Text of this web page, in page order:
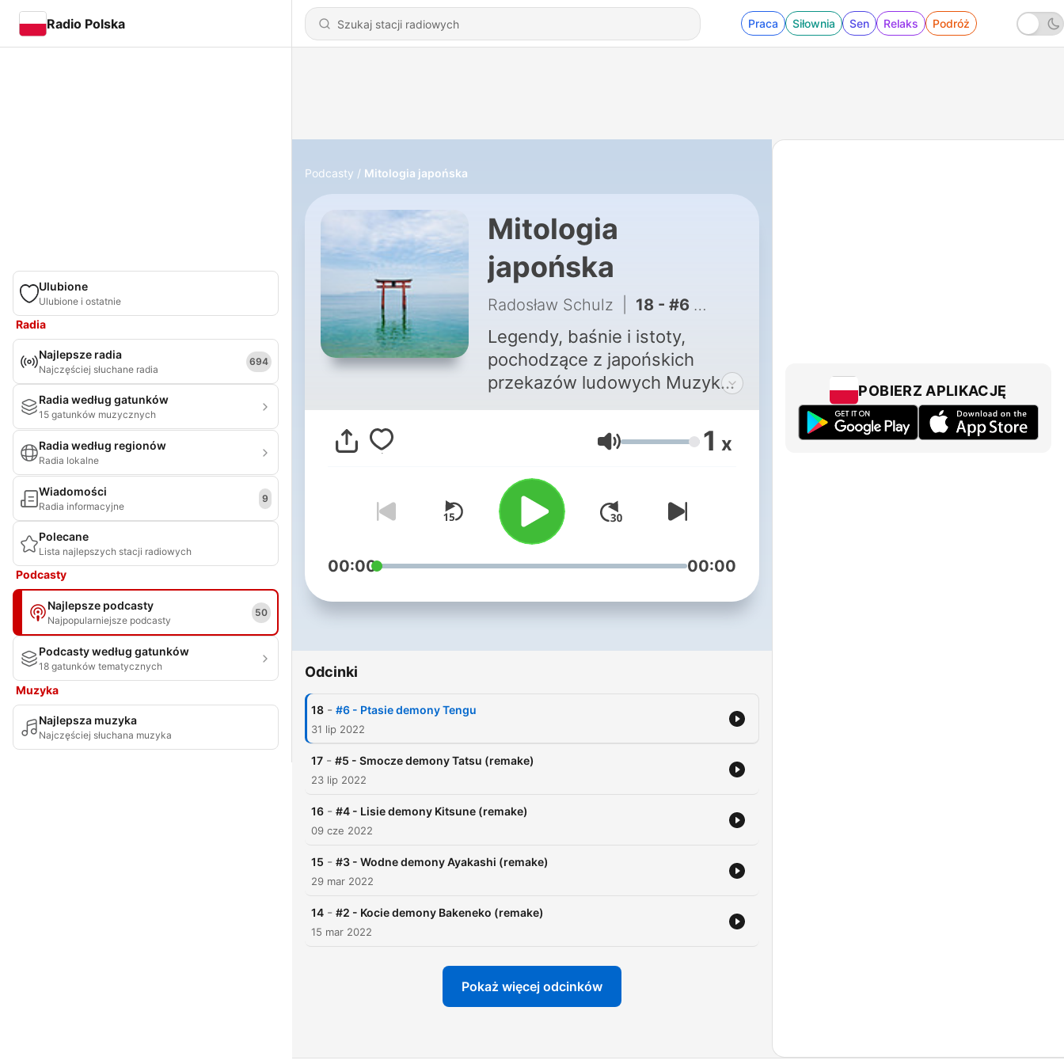
Radio Polska Praca Siłownia Sen Relaks Podróż
Ulubione
Ulubione i ostatnie
Radia
Najlepsze radia
Najczęściej słuchane radia
694
Radia według gatunków
15 gatunków muzycznych
Radia według regionów
Radia lokalne
Wiadomości
Radia informacyjne
9
Polecane
Lista najlepszych stacji radiowych
Podcasty
Najlepsze podcasty
Najpopularniejsze podcasty
50
Podcasty według gatunków
18 gatunków tematycznych
Muzyka
Najlepsza muzyka
Najczęściej słuchana muzyka
Podcasty Mitologia japońska
Mitologia
japońska
Radosław Schulz 18 - #6 - Ptasie demony Tengu
Legendy, baśnie i istoty,
pochodzące z japońskich
przekazów ludowych Muzyka :
MR NCS
mitologiajaponska@gmail.com
Głośność 1 x
00:00 00:00
Odcinki
18 - #6 - Ptasie demony Tengu
31 lip 2022
17 - #5 - Smocze demony Tatsu (remake)
23 lip 2022
16 - #4 - Lisie demony Kitsune (remake)
09 cze 2022
15 - #3 - Wodne demony Ayakashi (remake)
29 mar 2022
14 - #2 - Kocie demony Bakeneko (remake)
15 mar 2022
Pokaż więcej odcinków
POBIERZ APLIKACJĘ